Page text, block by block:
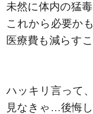
未然に体内の猛
これから必要か
医療費も減らす
ハッキリ言って、
見なきゃ…後悔し